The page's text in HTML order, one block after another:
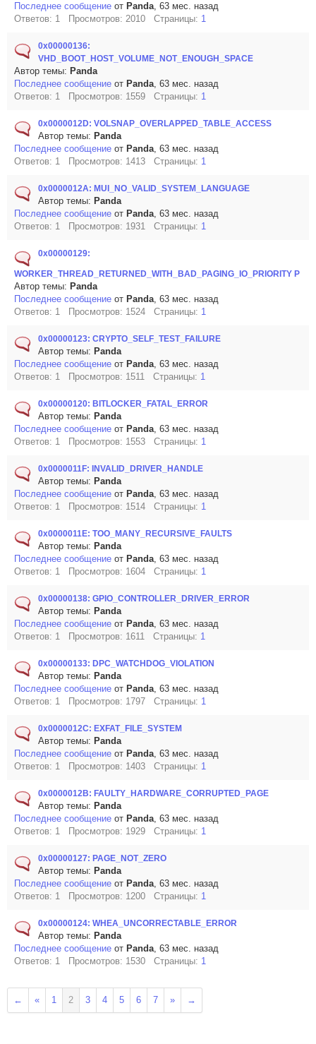
Последнее сообщение от Panda, 63 мес. назад
Ответов: 1 Просмотров: 2010 Страницы: 1
0x00000136:
VHD_BOOT_HOST_VOLUME_NOT_ENOUGH_SPACE
Автор темы: Panda
Последнее сообщение от Panda, 63 мес. назад
Ответов: 1 Просмотров: 1559 Страницы: 1
0x0000012D: VOLSNAP_OVERLAPPED_TABLE_ACCESS
Автор темы: Panda
Последнее сообщение от Panda, 63 мес. назад
Ответов: 1 Просмотров: 1413 Страницы: 1
0x0000012A: MUI_NO_VALID_SYSTEM_LANGUAGE
Автор темы: Panda
Последнее сообщение от Panda, 63 мес. назад
Ответов: 1 Просмотров: 1931 Страницы: 1
0x00000129:
WORKER_THREAD_RETURNED_WITH_BAD_PAGING_IO_PRIORITY Р
Автор темы: Panda
Последнее сообщение от Panda, 63 мес. назад
Ответов: 1 Просмотров: 1524 Страницы: 1
0x00000123: CRYPTO_SELF_TEST_FAILURE
Автор темы: Panda
Последнее сообщение от Panda, 63 мес. назад
Ответов: 1 Просмотров: 1511 Страницы: 1
0x00000120: BITLOCKER_FATAL_ERROR
Автор темы: Panda
Последнее сообщение от Panda, 63 мес. назад
Ответов: 1 Просмотров: 1553 Страницы: 1
0x0000011F: INVALID_DRIVER_HANDLE
Автор темы: Panda
Последнее сообщение от Panda, 63 мес. назад
Ответов: 1 Просмотров: 1514 Страницы: 1
0x0000011E: TOO_MANY_RECURSIVE_FAULTS
Автор темы: Panda
Последнее сообщение от Panda, 63 мес. назад
Ответов: 1 Просмотров: 1604 Страницы: 1
0x00000138: GPIO_CONTROLLER_DRIVER_ERROR
Автор темы: Panda
Последнее сообщение от Panda, 63 мес. назад
Ответов: 1 Просмотров: 1611 Страницы: 1
0x00000133: DPC_WATCHDOG_VIOLATION
Автор темы: Panda
Последнее сообщение от Panda, 63 мес. назад
Ответов: 1 Просмотров: 1797 Страницы: 1
0x0000012C: EXFAT_FILE_SYSTEM
Автор темы: Panda
Последнее сообщение от Panda, 63 мес. назад
Ответов: 1 Просмотров: 1403 Страницы: 1
0x0000012B: FAULTY_HARDWARE_CORRUPTED_PAGE
Автор темы: Panda
Последнее сообщение от Panda, 63 мес. назад
Ответов: 1 Просмотров: 1929 Страницы: 1
0x00000127: PAGE_NOT_ZERO
Автор темы: Panda
Последнее сообщение от Panda, 63 мес. назад
Ответов: 1 Просмотров: 1200 Страницы: 1
0x00000124: WHEA_UNCORRECTABLE_ERROR
Автор темы: Panda
Последнее сообщение от Panda, 63 мес. назад
Ответов: 1 Просмотров: 1530 Страницы: 1
← « 1 2 3 4 5 6 7 » →